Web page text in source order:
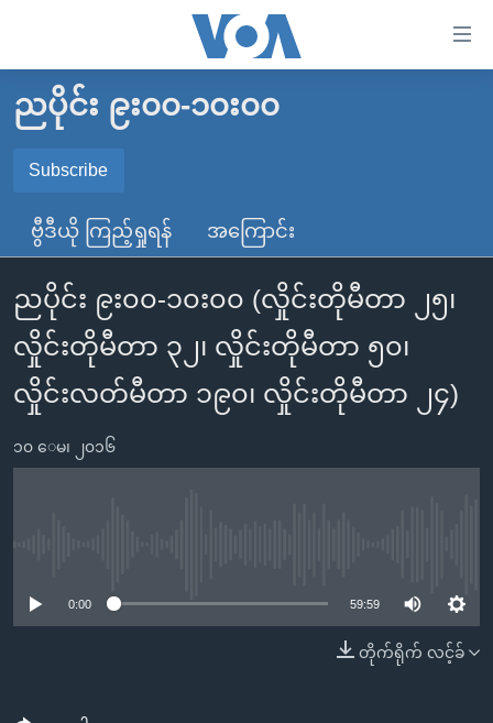
လွယ်ကူ
စေ
သည့်
Link
များ
ပင်မ
အကြောင်းအရာ
သို့
ကျော်
ကြည့်
ရန်
ပင်မ
ကျော်
မူလစာမျက်နှာ
နိုင်ငံတကာ
တရုတ်
အစ္စရေး-ပါလက်စတိုင်း
ဗွီဒီယို
ရပ်ဝန်းတခု လမ်းတခု အလွန်
အင်္ဂလိပ်စာလေ့လာမယ်
အမေရိကန်သုံးအီဒီယံ
မကြေးမုံရဲ့ အင်္ဂလိပ်စာ
ရုပ်ရှင်ထဲက အင်္ဂလိပ်စာ
အပတ်စဉ်ကဏ္ဍများ
တီဗွီ
ရေဒီယိုနှင့်ရုပ်သံ အချက်အလက်များ
ရေဒီယို/တီဗွီအစီအစဉ်
ညပိုင်း ၉း၀၀-၁၀း၀၀
Subscribe
Spotify
ဗွီဒီယို ကြည့်ရှုရန် အကြောင်း
ညပိုင်း ၉း၀၀-၁၀း၀၀ (လှိုင်းတိုမီတာ ၂၅၊
လှိုင်းတိုမီတာ ၃၂၊ လှိုင်းတိုမီတာ ၅၀၊
လှိုင်းလတ်မီတာ ၁၉၀၊ လှိုင်းတိုမီတာ ၂၄)
၁၀ ေမ၊ ၂၀၁၆
0:00 59:59
တိုက်ရိုက် လင့်ခ်